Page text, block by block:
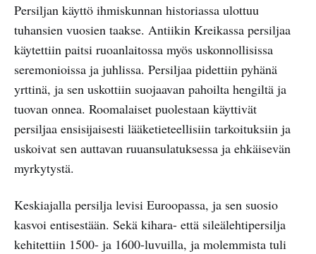
Persiljan käyttö ihmiskunnan historiassa ulottuu
tuhansien vuosien taakse. Antiikin Kreikassa persiljaa
käytettiin paitsi ruoanlaitossa myös uskonnollisissa
seremonioissa ja juhlissa. Persiljaa pidettiin pyhänä
yrttinä, ja sen uskottiin suojaavan pahoilta hengiltä ja
tuovan onnea. Roomalaiset puolestaan käyttivät
persiljaa ensisijaisesti lääketieteellisiin tarkoituksiin ja
uskoivat sen auttavan ruuansulatuksessa ja ehkäisevän
myrkytystä.
Keskiajalla persilja levisi Euroopassa, ja sen suosio
kasvoi entisestään. Sekä kihara- että sileälehtipersilja
kehitettiin 1500- ja 1600-luvuilla, ja molemmista tuli